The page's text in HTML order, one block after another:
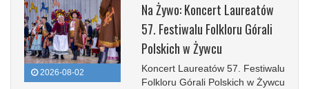
2026-08-02
Na Żywo: Koncert Laureatów
57. Festiwalu Folkloru Górali
Polskich w Żywcu
Koncert Laureatów 57. Festiwalu
Folkloru Górali Polskich w Żywcu